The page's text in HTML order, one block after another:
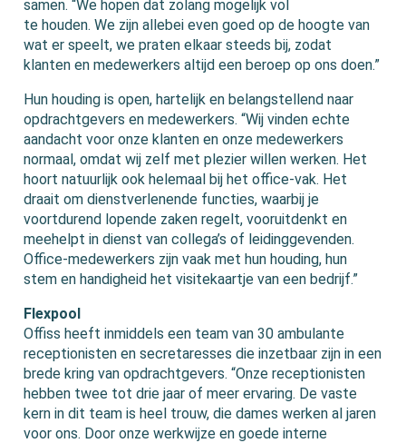
samen. “We hopen dat zolang mogelijk vol
te houden. We zijn allebei even goed op de hoogte van
wat er speelt, we praten elkaar steeds bij, zodat
klanten en medewerkers altijd een beroep op ons doen.”
Hun houding is open, hartelijk en belangstellend naar
opdrachtgevers en medewerkers. “Wij vinden echte
aandacht voor onze klanten en onze medewerkers
normaal, omdat wij zelf met plezier willen werken. Het
hoort natuurlijk ook helemaal bij het office-vak. Het
draait om dienstverlenende functies, waarbij je
voortdurend lopende zaken regelt, vooruitdenkt en
meehelpt in dienst van collega’s of leidinggevenden.
Office-medewerkers zijn vaak met hun houding, hun
stem en handigheid het visitekaartje van een bedrijf.”
Flexpool
Offiss heeft inmiddels een team van 30 ambulante
receptionisten en secretaresses die inzetbaar zijn in een
brede kring van opdrachtgevers. “Onze receptionisten
hebben twee tot drie jaar of meer ervaring. De vaste
kern in dit team is heel trouw, die dames werken al jaren
voor ons. Door onze werkwijze en goede interne